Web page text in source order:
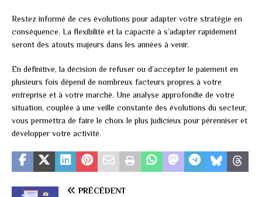
Restez informé de ces évolutions pour adapter votre stratégie en
conséquence. La flexibilité et la capacité à s’adapter rapidement
seront des atouts majeurs dans les années à venir.
En définitive, la décision de refuser ou d’accepter le paiement en
plusieurs fois dépend de nombreux facteurs propres à votre
entreprise et à votre marché. Une analyse approfondie de votre
situation, couplée à une veille constante des évolutions du secteur,
vous permettra de faire le choix le plus judicieux pour pérenniser et
développer votre activité.
PRÉCÉDENT